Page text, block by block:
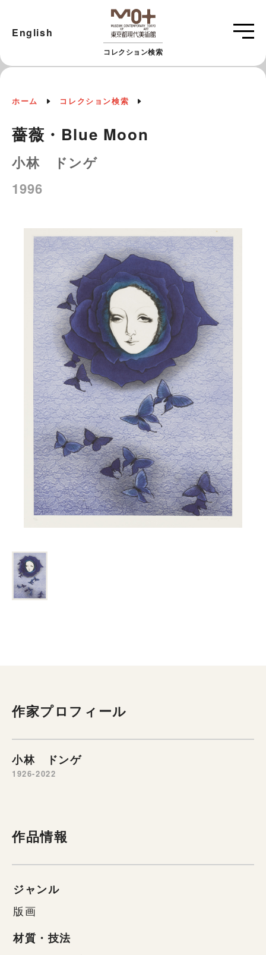
コレクション検索
English
ホーム コレクション検索
薔薇・Blue Moon
小林 ドンゲ
1996
作家プロフィール
小林 ドンゲ
1926-2022
作品情報
ジャンル
版画
材質・技法